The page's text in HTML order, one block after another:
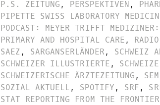
P.S. ZEITUNG, PERSPEKTIVEN,
PIPETTE SWISS LABORATORY
PODCAST: MEYER TRIFFT
PRIMARY AND HOSPITAL CARE,
SAEZ, SARGANSERLÄNDER, SCHWEIZ
SCHWEIZER ILLUSTRIERTE,
SCHWEIZERISCHE ÄRZTEZEITUNG,
SOZIAL AKTUELL, SPOTIFY, SRF,
STAT REPORTING FROM THE